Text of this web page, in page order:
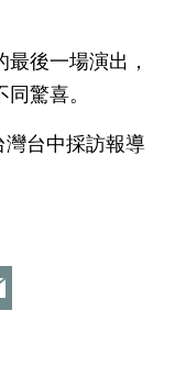
後一場演出，
驚喜。
灣台中採訪報導